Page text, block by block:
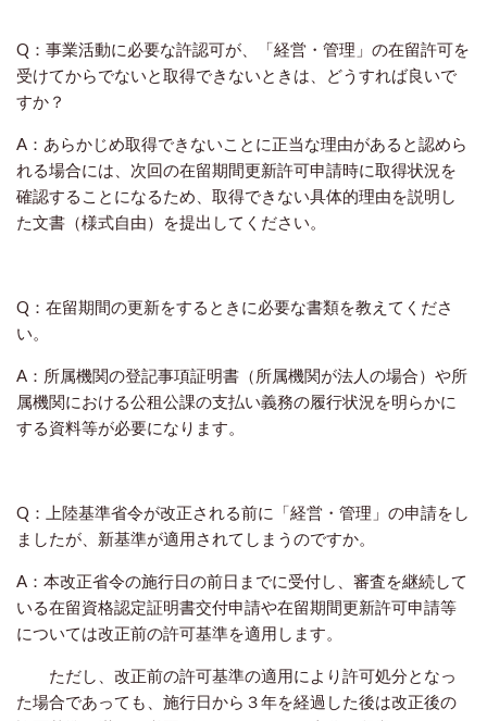
Q：事業活動に必要な許認可が、「経営・管理」の在留許可を
受けてからでないと取得できないときは、どうすれば良いで
すか？
A：あらかじめ取得できないことに正当な理由があると認めら
れる場合には、次回の在留期間更新許可申請時に取得状況を
確認することになるため、取得できない具体的理由を説明し
た文書（様式自由）を提出してください。
Q：在留期間の更新をするときに必要な書類を教えてくださ
い。
A：所属機関の登記事項証明書（所属機関が法人の場合）や所
属機関における公租公課の支払い義務の履行状況を明らかに
する資料等が必要になります。
Q：上陸基準省令が改正される前に「経営・管理」の申請をし
ましたが、新基準が適用されてしまうのですか。
A：本改正省令の施行日の前日までに受付し、審査を継続して
いる在留資格認定証明書交付申請や在留期間更新許可申請等
については改正前の許可基準を適用します。
ただし、改正前の許可基準の適用により許可処分となっ
た場合であっても、施行日から３年を経過した後は改正後の